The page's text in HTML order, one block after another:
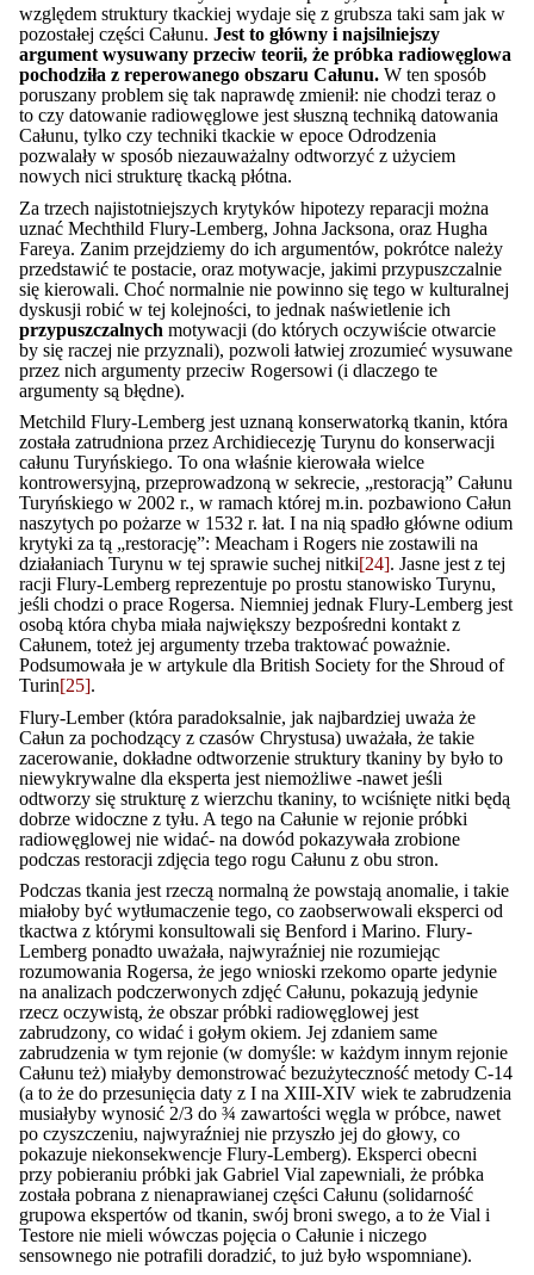
względem struktury tkackiej wydaje się z grubsza taki sam jak w
pozostałej części Całunu.Jest to główny i najsilniejszy
argument wysuwany przeciw teorii, że próbka radiowęglowa
pochodziła z reperowanego obszaru Całunu. W ten sposób
poruszany problem się tak naprawdę zmienił: nie chodzi teraz o
to czy datowanie radiowęglowe jest słuszną techniką datowania
Całunu, tylko czy techniki tkackie w epoce Odrodzenia
pozwalały w sposób niezauważalny odtworzyć z użyciem
nowych nici strukturę tkacką płótna.
Za trzech najistotniejszych krytyków hipotezy reparacji można
uznać Mechthild Flury-Lemberg, Johna Jacksona, oraz Hugha
Fareya. Zanim przejdziemy do ich argumentów, pokrótce należy
przedstawić te postacie, oraz motywacje, jakimi przypuszczalnie
się kierowali. Choć normalnie nie powinno się tego w kulturalnej
dyskusji robić w tej kolejności, to jednak naświetlenie ich
przypuszczalnychmotywacji (do których oczywiście otwarcie
by się raczej nie przyznali), pozwoli łatwiej zrozumieć wysuwane
przez nich argumenty przeciw Rogersowi (i dlaczego te
argumenty są błędne).
Metchild Flury-Lemberg jest uznaną konserwatorką tkanin, która
została zatrudniona przez Archidiecezję Turynu do konserwacji
całunu Turyńskiego. To ona właśnie kierowała wielce
kontrowersyjną, przeprowadzoną w sekrecie, „restoracją” Całunu
Turyńskiego w 2002 r., w ramach której m.in. pozbawiono Całun
naszytych po pożarze w 1532 r. łat. I na nią spadło główne odium
krytyki za tą „restorację”: Meacham i Rogers nie zostawili na
działaniach Turynu w tej sprawie suchej nitki[24]. Jasne jest z tej
racji Flury-Lemberg reprezentuje po prostu stanowisko Turynu,
jeśli chodzi o prace Rogersa. Niemniej jednak Flury-Lemberg jest
osobą która chyba miała największy bezpośredni kontakt z
Całunem, toteż jej argumenty trzeba traktować poważnie.
Podsumowała je w artykule dla British Society for the Shroud of
Turin[25].
Flury-Lember (która paradoksalnie, jak najbardziej uważa że
Całun za pochodzący z czasów Chrystusa) uważała, że takie
zacerowanie, dokładne odtworzenie struktury tkaniny by było to
niewykrywalne dla eksperta jest niemożliwe -nawet jeśli
odtworzy się strukturę z wierzchu tkaniny, to wciśnięte nitki będą
dobrze widoczne z tyłu. A tego na Całunie w rejonie próbki
radiowęglowej nie widać- na dowód pokazywała zrobione
podczas restoracji zdjęcia tego rogu Całunu z obu stron.
Podczas tkania jest rzeczą normalną że powstają anomalie, i takie
miałoby być wytłumaczenie tego, co zaobserwowali eksperci od
tkactwa z którymi konsultowali się Benford i Marino. Flury-
Lemberg ponadto uważała, najwyraźniej nie rozumiejąc
rozumowania Rogersa, że jego wnioski rzekomo oparte jedynie
na analizach podczerwonych zdjęć Całunu, pokazują jedynie
rzecz oczywistą, że obszar próbki radiowęglowej jest
zabrudzony, co widać i gołym okiem. Jej zdaniem same
zabrudzenia w tym rejonie (w domyśle: w każdym innym rejonie
Całunu też) miałyby demonstrować bezużyteczność metody C-14
(a to że do przesunięcia daty z I na XIII-XIV wiek te zabrudzenia
musiałyby wynosić 2/3 do ¾ zawartości węgla w próbce, nawet
po czyszczeniu, najwyraźniej nie przyszło jej do głowy, co
pokazuje niekonsekwencje Flury-Lemberg). Eksperci obecni
przy pobieraniu próbki jak Gabriel Vial zapewniali, że próbka
została pobrana z nienaprawianej części Całunu (solidarność
grupowa ekspertów od tkanin, swój broni swego, a to że Vial i
Testore nie mieli wówczas pojęcia o Całunie i niczego
sensownego nie potrafili doradzić, to już było wspomniane).